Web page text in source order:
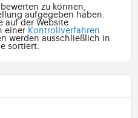
zu können,
aufgegeben haben.
auf der Website
einer Kontrollverfahren
werden ausschließlich in
sortiert.